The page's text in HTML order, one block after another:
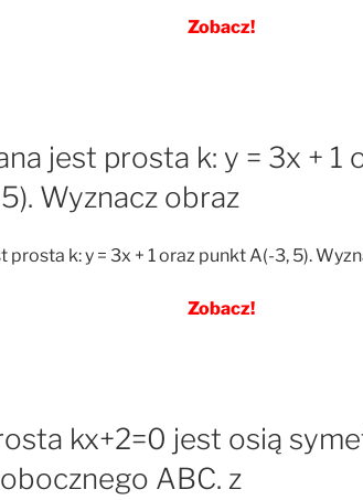
Zobacz!
jest prosta k: y = 3x + 1
Wyznacz obraz
prosta k: y = 3x + 1 oraz punkt A(-3, 5).
Zobacz!
kx+2=0 jest osią
ABC. z